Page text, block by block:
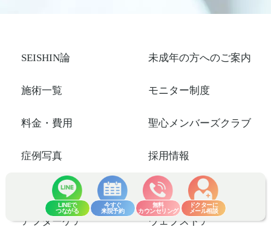
LINEで
つながる
今すぐ
来院予約
無料
カウンセリング
ドクターに
メール相談
SEISHIN論
施術一覧
料金・費用
症例写真
お悩み検索
アフターケア
未成年の方へのご案内
モニター制度
聖心メンバーズクラブ
採用情報
関連サイト
ウェブストア